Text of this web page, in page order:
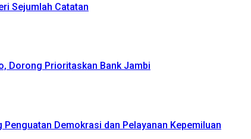
Sejumlah Catatan
Dorong Prioritaskan Bank Jambi
Demokrasi dan Pelayanan Kepemiluan